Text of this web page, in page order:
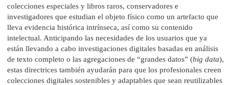
colecciones especiales y libros raros, conservadores e
investigadores que estudian el objeto físico como un artefacto que
lleva evidencia histórica intrínseca, así como su contenido
intelectual. Anticipando las necesidades de los usuarios que ya
están llevando a cabo investigaciones digitales basadas en análisis
de texto completo o las agregaciones de “grandes datos” (big data),
estas directrices también ayudarán para que los profesionales creen
colecciones digitales sostenibles y adaptables que sean reutilizables